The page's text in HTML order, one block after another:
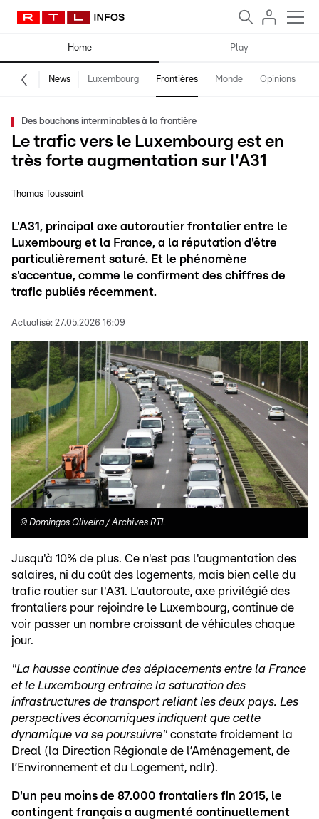
Home Play
News Luxembourg Frontières Monde Opinions
Des bouchons interminables à la frontière
Le trafic vers le Luxembourg est en
très forte augmentation sur l'A31
Thomas Toussaint
L'A31, principal axe autoroutier frontalier entre le
Luxembourg et la France, a la réputation d'être
particulièrement saturé. Et le phénomène
s'accentue, comme le confirment des chiffres de
trafic publiés récemment.
Actualisé: 27.05.2026 16:09
© Domingos Oliveira / Archives RTL
Jusqu'à 10% de plus. Ce n'est pas l'augmentation des
salaires, ni du coût des logements, mais bien celle du
trafic routier sur l'A31. L'autoroute, axe privilégié des
frontaliers pour rejoindre le Luxembourg, continue de
voir passer un nombre croissant de véhicules chaque
jour.
"La hausse continue des déplacements entre la France
et le Luxembourg entraine la saturation des
infrastructures de transport reliant les deux pays. Les
perspectives économiques indiquent que cette
dynamique va se poursuivre" constate froidement la
Dreal (la Direction Régionale de l’Aménagement, de
l’Environnement et du Logement, ndlr).
D'un peu moins de 87.000 frontaliers fin 2015, le
contingent français a augmenté continuellement